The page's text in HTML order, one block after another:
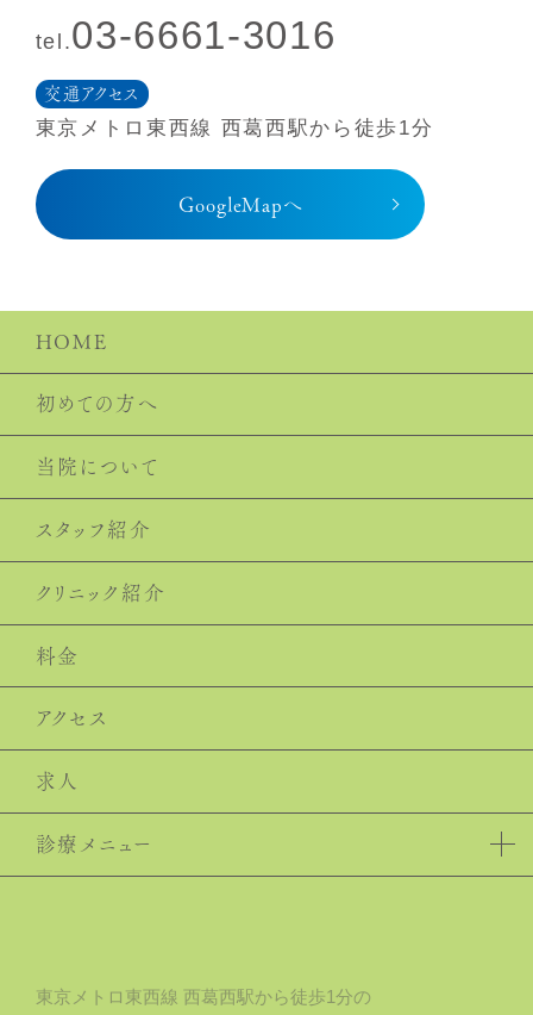
tel.03-6661-3016
交通アクセス
東京メトロ東⻄線 ⻄葛⻄駅から徒歩1分
GoogleMapへ
HOME
初めての⽅へ
当院について
スタッフ紹介
クリニック紹介
料⾦
アクセス
求人
診療メニュー
東京メトロ東⻄線 ⻄葛⻄駅から徒歩1分の